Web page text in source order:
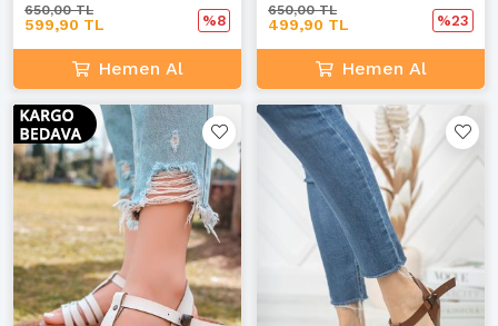
599,90 TL
650,00 TL
%8
Hemen Al
499,90 TL
650,00 TL
%23
Hemen Al